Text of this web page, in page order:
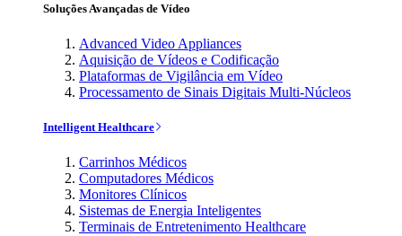
Soluções Avançadas de Vídeo
Advanced Video Appliances
Aquisição de Vídeos e Codificação
Plataformas de Vigilância em Vídeo
Processamento de Sinais Digitais Multi-Núcleos
Intelligent Healthcare
Carrinhos Médicos
Computadores Médicos
Monitores Clínicos
Sistemas de Energia Inteligentes
Terminais de Entretenimento Healthcare